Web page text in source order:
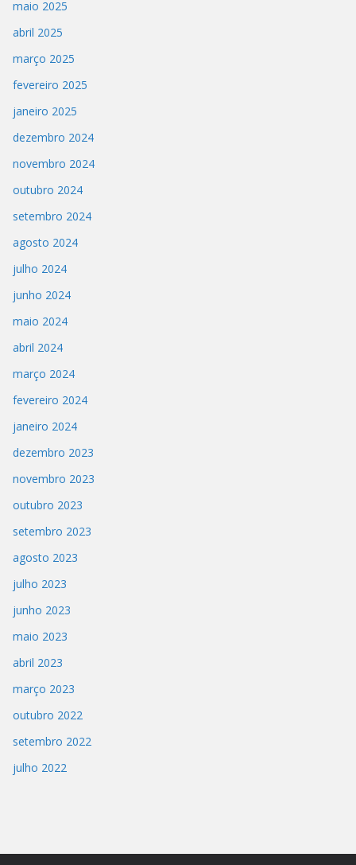
maio 2025
abril 2025
março 2025
fevereiro 2025
janeiro 2025
dezembro 2024
novembro 2024
outubro 2024
setembro 2024
agosto 2024
julho 2024
junho 2024
maio 2024
abril 2024
março 2024
fevereiro 2024
janeiro 2024
dezembro 2023
novembro 2023
outubro 2023
setembro 2023
agosto 2023
julho 2023
junho 2023
maio 2023
abril 2023
março 2023
outubro 2022
setembro 2022
julho 2022